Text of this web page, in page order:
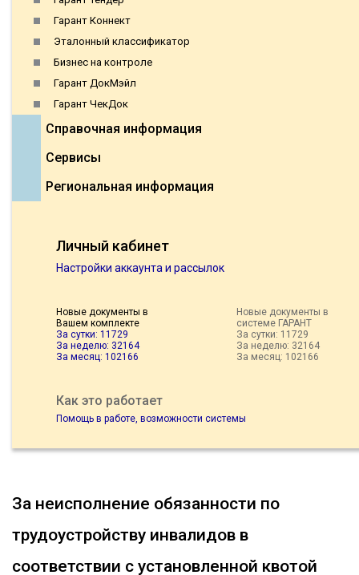
Гарант Коннект
Эталонный классификатор
Бизнес на контроле
Гарант ДокМэйл
Гарант ЧекДок
Справочная информация
Сервисы
Региональная информация
Личный кабинет
Настройки аккаунта и рассылок
Новые документы в
Вашем комплекте
За сутки: 11729
За неделю: 32164
За месяц: 102166
Новые документы в
системе ГАРАНТ
За сутки: 11729
За неделю: 32164
За месяц: 102166
Как это работает
Помощь в работе, возможности системы
За неисполнение обязанности по
трудоустройству инвалидов в
соответствии с установленной квотой